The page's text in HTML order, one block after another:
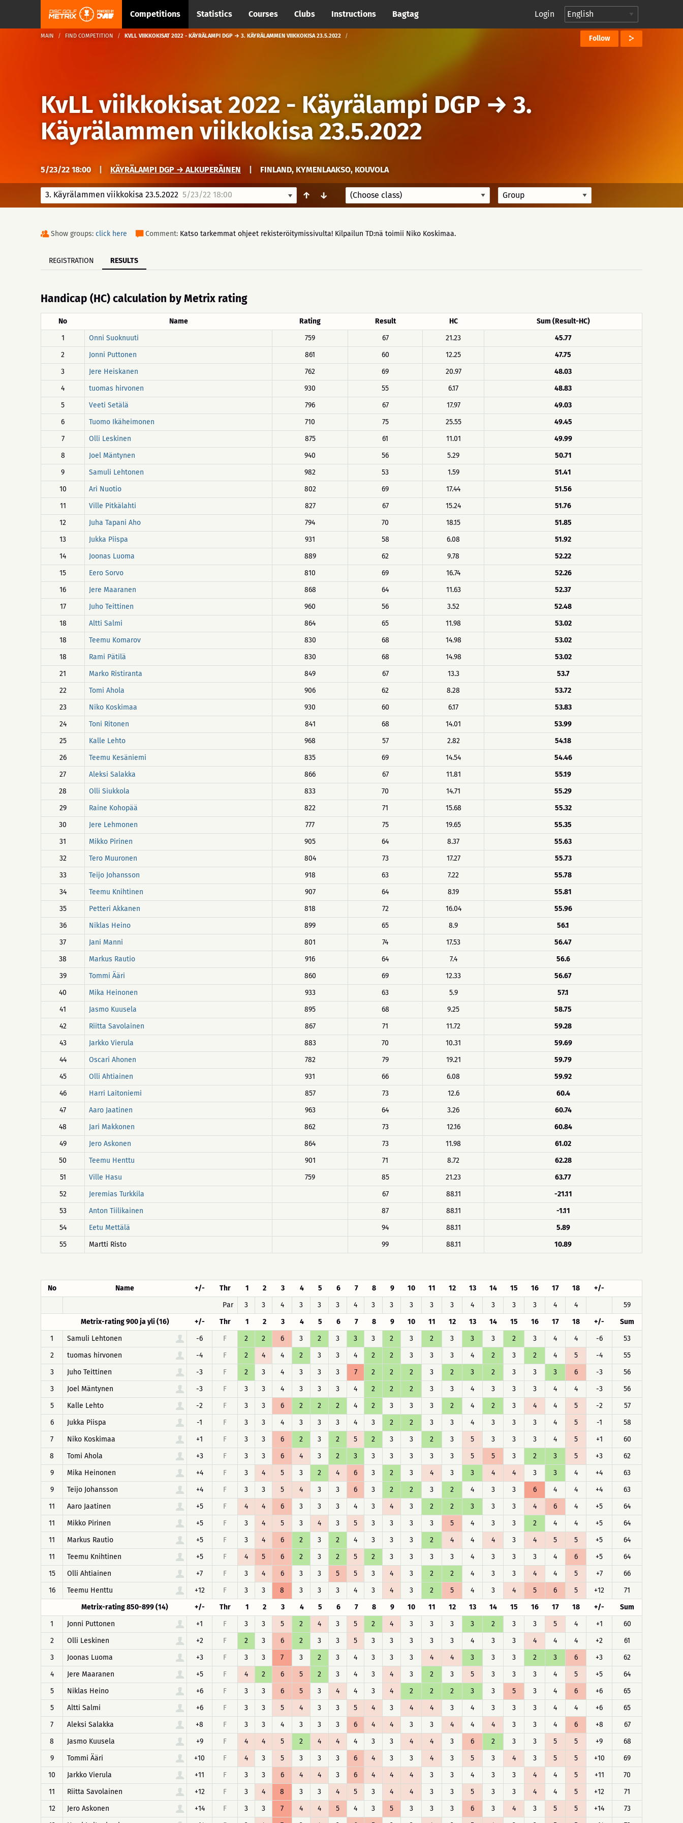
Competitions Statistics Courses Clubs Instructions Bagtag Login
MAIN FIND COMPETITION KVLL VIIKKOKISAT 2022 - KÄYRÄLAMPI DGP → 3. KÄYRÄLAMMEN VIIKKOKISA 23.5.2022 Follow
KvLL viikkokisat 2022 - Käyrälampi DGP → 3.
Käyrälammen viikkokisa 23.5.2022
5/23/22 18:00 KÄYRÄLAMPI DGP → ALKUPERÄINEN FINLAND, KYMENLAAKSO, KOUVOLA
3. Käyrälammen viikkokisa 23.5.2022 5/23/22 18:00 ↑ ↓
Show groups: click here Comment: Katso tarkemmat ohjeet rekisteröitymissivulta! Kilpailun TD:nä toimii Niko Koskimaa.
REGISTRATION RESULTS
Handicap (HC) calculation by Metrix rating
No Name Rating Result HC
Sum (Result-HC)
1
Onni Suoknuuti 759 67 21.23
45.77
2
Jonni Puttonen 861 60 12.25
47.75
3
Jere Heiskanen 762 69 20.97
48.03
4
tuomas hirvonen 930 55 6.17
48.83
5
Veeti Setälä 796 67 17.97
49.03
6
Tuomo Ikäheimonen 710 75 25.55
49.45
7
Olli Leskinen 875 61 11.01
49.99
8
Joel Mäntynen 940 56 5.29
50.71
9
Samuli Lehtonen 982 53 1.59
51.41
10
Ari Nuotio 802 69 17.44
51.56
11
Ville Pitkälahti 827 67 15.24
51.76
12
Juha Tapani Aho 794 70 18.15
51.85
13
Jukka Piispa 931 58 6.08
51.92
14
Joonas Luoma 889 62 9.78
52.22
15
Eero Sorvo 810 69 16.74
52.26
16
Jere Maaranen 868 64 11.63
52.37
17
Juho Teittinen 960 56 3.52
52.48
18
Altti Salmi 864 65 11.98
53.02
18
Teemu Komarov 830 68 14.98
53.02
18
Rami Pätilä 830 68 14.98
53.02
21
Marko Ristiranta 849 67 13.3
53.7
22
Tomi Ahola 906 62 8.28
53.72
23
Niko Koskimaa 930 60 6.17
53.83
24
Toni Ritonen 841 68 14.01
53.99
25
Kalle Lehto 968 57 2.82
54.18
26
Teemu Kesäniemi 835 69 14.54
54.46
27
Aleksi Salakka 866 67 11.81
55.19
28
Olli Siukkola 833 70 14.71
55.29
29
Raine Kohopää 822 71 15.68
55.32
30
Jere Lehmonen 777 75 19.65
55.35
31
Mikko Pirinen 905 64 8.37
55.63
32
Tero Muuronen 804 73 17.27
55.73
33
Teijo Johansson 918 63 7.22
55.78
34
Teemu Knihtinen 907 64 8.19
55.81
35
Petteri Akkanen 818 72 16.04
55.96
36
Niklas Heino 899 65 8.9
56.1
37
Jani Manni 801 74 17.53
56.47
38
Markus Rautio 916 64 7.4
56.6
39
Tommi Ääri 860 69 12.33
56.67
40
Mika Heinonen 933 63 5.9
57.1
41
Jasmo Kuusela 895 68 9.25
58.75
42
Riitta Savolainen 867 71 11.72
59.28
43
Jarkko Vierula 883 70 10.31
59.69
44
Oscari Ahonen 782 79 19.21
59.79
45
Olli Ahtiainen 931 66 6.08
59.92
46
Harri Laitoniemi 857 73 12.6
60.4
47
Aaro Jaatinen 963 64 3.26
60.74
48
Jari Makkonen 862 73 12.16
60.84
49
Jero Askonen 864 73 11.98
61.02
50
Teemu Henttu 901 71 8.72
62.28
51
Ville Hasu 759 85 21.23
63.77
52
Jeremias Turkkila 67 88.11
-21.11
53
Anton Tiilikainen 87 88.11
-1.11
54
Eetu Mettälä 94 88.11
5.89
55
Martti Risto 99 88.11 10.89
No Name +/- Thr 1 2 3 4 5 6 7 8 9 10 11 12 13 14 15 16 17 18
+/-
Par
3 3 4 3 3 3 4 3 3 3 3 3 4 3 3 3 4 4
59
Metrix-rating 900 ja yli (16)
+/- Thr 1 2 3 4 5 6 7 8 9 10 11 12 13 14 15 16 17 18 +/-
Sum
1
Samuli Lehtonen -6 F 2 2 6 3 2 3 3 3 2 3 2 3 3 3 2 3 4 4 -6
53
2
tuomas hirvonen -4 F 2 4 4 2 3 3 4 2 2 3 3 3 4 2 3 2 4 5 -4
55
3
Juho Teittinen -3 F 2 3 4 3 3 3 7 2 2 2 3 2 3 2 3 3 3 6 -3
56
3
Joel Mäntynen -3 F 3 3 4 3 3 3 4 2 2 2 3 3 4 3 3 3 4 4 -3
56
5
Kalle Lehto -2 F 3 3 6 2 2 2 4 2 3 3 3 2 4 2 3 4 4 5 -2
57
6
Jukka Piispa -1 F 3 3 4 3 3 3 4 3 2 2 3 3 4 3 3 3 4 5 -1
58
7
Niko Koskimaa +1 F 3 3 6 2 3 2 5 2 3 3 2 3 5 3 3 3 4 5 +1
60
8
Tomi Ahola +3 F 3 3 6 4 3 2 3 3 3 3 3 3 5 5 3 2 3 5 +3
62
9
Mika Heinonen +4 F 3 4 5 3 2 4 6 3 2 3 4 3 3 4 4 3 3 4 +4
63
9
Teijo Johansson +4 F 3 3 5 4 3 3 6 3 2 2 3 2 4 3 3 6 4 4 +4
63
11
Aaro Jaatinen +5 F 4 4 6 3 3 3 4 3 4 3 2 2 3 3 3 4 6 4 +5
64
11
Mikko Pirinen +5 F 3 4 5 3 4 3 5 3 3 3 3 5 4 3 3 2 4 4 +5
64
11
Markus Rautio +5 F 3 4 6 2 3 2 4 3 3 3 2 4 4 4 3 4 5 5 +5
64
11
Teemu Knihtinen +5 F 4 5 6 2 3 2 5 2 3 3 3 3 4 3 3 3 4 6 +5
64
15
Olli Ahtiainen +7 F 3 4 6 3 3 5 5 3 4 3 2 2 4 3 3 4 4 5 +7
66
16
Teemu Henttu +12 F 3 3 8 3 3 3 4 3 4 3 2 5 4 3 4 5 6 5 +12
71
Metrix-rating 850-899 (14)
+/- Thr 1 2 3 4 5 6 7 8 9 10 11 12 13 14 15 16 17 18 +/-
Sum
1
Jonni Puttonen +1 F 3 3 5 2 4 3 5 2 4 3 3 3 3 2 3 3 5 4 +1
60
2
Olli Leskinen +2 F 2 3 6 2 3 3 5 3 3 3 3 3 4 3 3 4 4 4 +2
61
3
Joonas Luoma +3 F 3 3 7 3 2 3 4 3 3 3 4 4 3 3 3 2 3 6 +3
62
4
Jere Maaranen +5 F 4 2 6 5 2 3 4 3 4 3 2 3 5 3 3 3 4 5 +5
64
5
Niklas Heino +6 F 3 3 6 5 3 4 4 3 4 2 2 2 3 3 5 3 4 6 +6
65
5
Altti Salmi +6 F 3 3 5 4 3 3 5 4 3 4 4 3 4 3 3 3 4 4 +6
65
7
Aleksi Salakka +8 F 3 3 4 3 3 3 6 4 4 3 3 4 4 4 3 3 4 6 +8
67
8
Jasmo Kuusela +9 F 4 4 5 2 4 4 4 3 3 4 4 3 6 2 3 3 5 5 +9
68
9
Tommi Ääri +10 F 4 3 5 3 3 3 6 4 3 3 4 3 5 3 4 3 5 5 +10
69
10
Jarkko Vierula +11 F 3 3 6 4 4 3 6 4 4 4 3 3 4 3 3 4 4 5 +11
70
11
Riitta Savolainen +12 F 3 4 8 3 3 4 5 3 4 4 3 3 5 3 3 4 4 5 +12
71
12
Jero Askonen +14 F 3 3 7 4 4 5 4 3 5 3 3 3 6 3 4 3 5 5 +14
73